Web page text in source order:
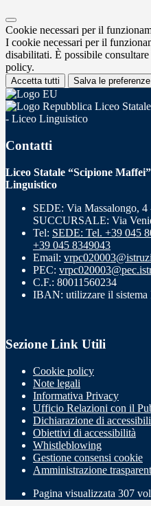
Cookie necessari per il
I cookie necessari per il
disabilitati. È possibile
policy.
Accetta tutti Salva le preferenze
Liceo
- Liceo Linguistico
Contatti
Liceo Statale “Scipione
Linguistico
SEDE: Via Massalongo, 4
SUCCURSALE: Via
Tel: SEDE: Tel. +39 045
+39 045 8349043
Email:
PEC:
C.F.: 80011560234
IBAN: utilizzare il sistema
Sezione Link Utili
Cookie policy
Note legali
Informativa Privacy
Ufficio Relazioni con il
Dichiarazione di
Obiettivi di accessibilità
Whistleblowing
Gestione consensi cookie
Amministrazione
Pagina visualizzata 307